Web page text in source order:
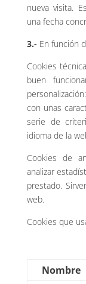
nueva visita.
una fecha
3.- En función
Cookies
buen
con unas
serie de
idioma de la
Cookies de
analizar
prestado.
web.
Cookies que
Nombre